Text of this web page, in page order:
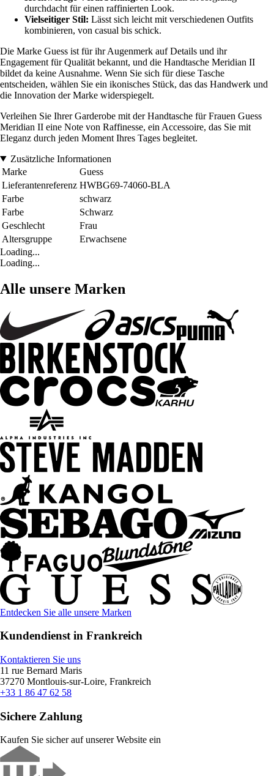
durchdacht für einen raffinierten Look.
Vielseitiger Stil: Lässt sich leicht mit verschiedenen Outfits
kombinieren, von casual bis schick.
Die Marke Guess ist für ihr Augenmerk auf Details und ihr
Engagement für Qualität bekannt, und die Handtasche Meridian II
bildet da keine Ausnahme. Wenn Sie sich für diese Tasche
entscheiden, wählen Sie ein ikonisches Stück, das das Handwerk und
die Innovation der Marke widerspiegelt.
Verleihen Sie Ihrer Garderobe mit der Handtasche für Frauen Guess
Meridian II eine Note von Raffinesse, ein Accessoire, das Sie mit
Eleganz durch jeden Moment Ihres Tages begleitet.
Zusätzliche Informationen
Marke
Guess
Lieferantenreferenz HWBG69-74060-BLA
Farbe
schwarz
Farbe
Schwarz
Geschlecht
Frau
Altersgruppe
Erwachsene
Loading...
Loading...
Alle unsere Marken
Entdecken Sie alle unsere Marken
Kundendienst in Frankreich
Kontaktieren Sie uns
11 rue Bernard Maris
37270 Montlouis-sur-Loire, Frankreich
+33 1 86 47 62 58
Sichere Zahlung
Kaufen Sie sicher auf unserer Website ein